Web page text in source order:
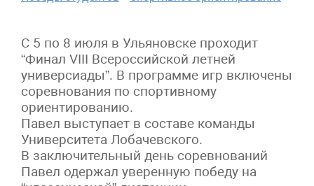
С 5 по 8 июля в Ульяновске проходит
“Финал VIII Всероссийской летней
универсиады”. В программе игр включены
соревнования по спортивному
ориентированию.
Павел выступает в составе команды
Университета Лобачевского.
В заключительный день соревнований
Павел одержал уверенную победу на